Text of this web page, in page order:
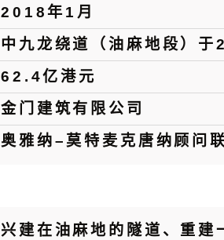
2018年1月
中九龙绕道（油麻地段）
62.4亿港元
金门建筑有限公司
奥雅纳–莫特麦克唐纳顾问
兴建在油麻地的隧道、重建